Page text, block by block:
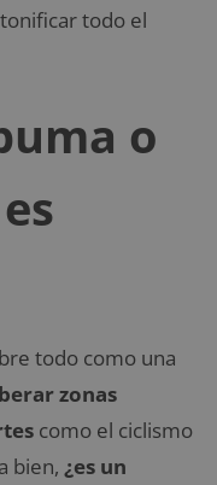
todo el
o
todo como una
zonas
como el ciclismo
bien, ¿es un